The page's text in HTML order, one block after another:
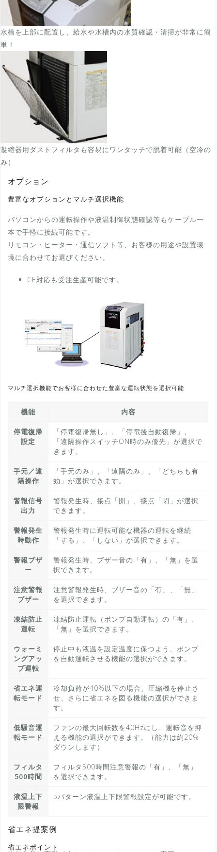
水槽を上部に配置し、給水や水槽内の水質確認・清掃が非常に簡
単！
凝縮器用ダストフィルタも容易にワンタッチで脱着可能（空冷の
み）
オプション
豊富なオプションとマルチ選択機能
パソコンからの運転操作や液温制御状態確認等もケーブル一
本で手軽に接続可能です。
リモコン・ヒーター・通信ソフト等、お客様の用途や設置環
境に合わせてお選びください。
CE対応も受注生産可能です。
マルチ選択機能でお客様に合わせた豊富な運転状態を選択可能
機能 内容
停電復帰
設定
「停電復帰無し」、「停電後自動復帰」、
「遠隔操作スイッチON時のみ優先」が選択で
きます。
手元／遠
隔操作
「手元のみ」、「遠隔のみ」、「どちらも有
効」が選択できます。
警報信号
出力
警報発生時、接点「開」、接点「閉」が選択
できます。
警報発生
時動作
警報発生時に運転可能な機器の運転を継続
「する」、「しない」が選択できます。
警報ブザ
ー
警報発生時、ブザー音の「有」、「無」を選
択できます。
注意警報
ブザー
注意警報発生時、ブザー音の「有」、「無」
を選択できます。
凍結防止
運転
凍結防止運転（ポンプ自動運転）の「有」、
「無」を選択できます。
ウォーミ
ングアッ
プ運転
停止中も液温を設定温度に保つよう、ポンプ
を自動運転させる機能の選択ができます。
省エネ運
転モード
冷却負荷が40%以下の場合、圧縮機を停止さ
せ、さらに省エネを図る機能の選択ができま
す。
低騒音運
転モード
ファンの最大回転数を40Hzにし、運転音を抑
える機能の選択ができます。（能力は約20%
ダウンします）
フィルタ
500時間
フィルタ500時間注意警報の「有」、「無」
を選択できます。
液温上下
限警報
5パターン液温上下限警報設定が可能です。
省エネ提案例
省エネポイント